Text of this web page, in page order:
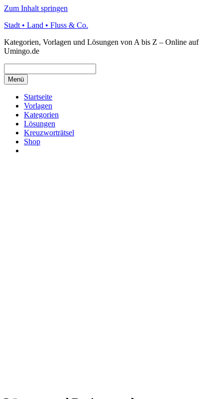
Zum Inhalt springen
Stadt • Land • Fluss & Co.
Kategorien, Vorlagen und Lösungen von A bis Z – Online auf
Umingo.de
Menü
Startseite
Vorlagen
Kategorien
Lösungen
Kreuzworträtsel
Shop